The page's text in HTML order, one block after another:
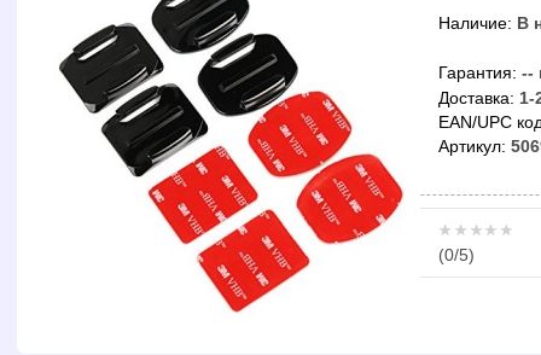
Наличие: В
Гарантия: --
Доставка: 1-
EAN/UPC
Артикул:
(0/5)